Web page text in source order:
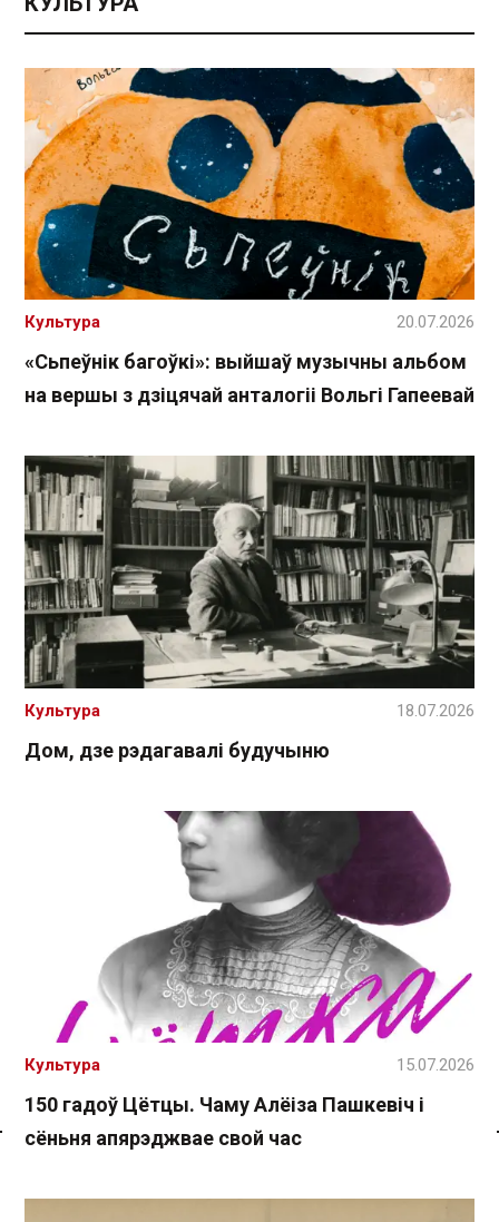
Спасылка без VPN
«Сьпеўнік багоўкі»: выйшаў музычны альбом
на вершы з дзіцячай анталогіі Вольгі Гапеевай
Культура 20.07.2026
Дом, дзе рэдагавалі будучыню
Культура 18.07.2026
150 гадоў Цётцы. Чаму Алёіза Пашкевіч і
сёньня апярэджвае свой час
Культура 15.07.2026